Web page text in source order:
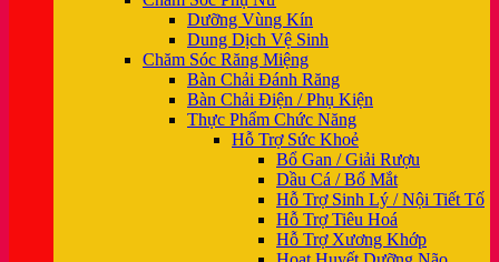
Dưỡng Vùng Kín
Dung Dịch Vệ Sinh
Chăm Sóc Răng Miệng
Bàn Chải Đánh Răng
Bàn Chải Điện / Phụ Kiện
Thực Phẩm Chức Năng
Hỗ Trợ Sức Khoẻ
Bổ Gan / Giải Rượu
Dầu Cá / Bổ Mắt
Hỗ Trợ Sinh Lý / Nội Tiết Tố
Hỗ Trợ Tiêu Hoá
Hỗ Trợ Xương Khớp